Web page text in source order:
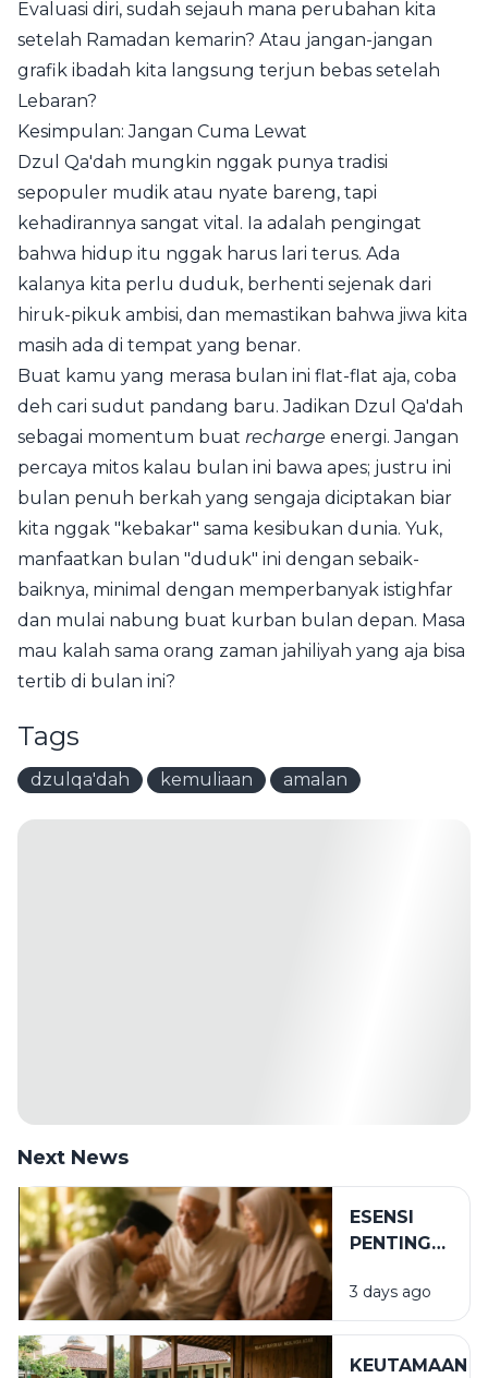
Evaluasi diri, sudah sejauh mana perubahan kita
setelah Ramadan kemarin? Atau jangan-jangan
grafik ibadah kita langsung terjun bebas setelah
Lebaran?
Kesimpulan: Jangan Cuma Lewat
Dzul Qa'dah mungkin nggak punya tradisi
sepopuler mudik atau nyate bareng, tapi
kehadirannya sangat vital. Ia adalah pengingat
bahwa hidup itu nggak harus lari terus. Ada
kalanya kita perlu duduk, berhenti sejenak dari
hiruk-pikuk ambisi, dan memastikan bahwa jiwa kita
masih ada di tempat yang benar.
Buat kamu yang merasa bulan ini flat-flat aja, coba
deh cari sudut pandang baru. Jadikan Dzul Qa'dah
sebagai momentum buat recharge energi. Jangan
percaya mitos kalau bulan ini bawa apes; justru ini
bulan penuh berkah yang sengaja diciptakan biar
kita nggak "kebakar" sama kesibukan dunia. Yuk,
manfaatkan bulan "duduk" ini dengan sebaik-
baiknya, minimal dengan memperbanyak istighfar
dan mulai nabung buat kurban bulan depan. Masa
mau kalah sama orang zaman jahiliyah yang aja bisa
tertib di bulan ini?
Tags
dzulqa'dah kemuliaan amalan
Next News
ESENSI
PENTING
BIRRUL
WALIDAIN
3 days ago
KEUTAMAAN